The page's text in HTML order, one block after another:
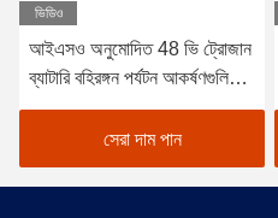
ভিডিও
আইএসও অনুমোদিত 48 ভি ট্রোজান
ব্যাটারি বহিরঙ্গন পর্যটন আকর্ষণগুলিতে
শক্তি-দক্ষ অপারেশনের জন্য কার্টিস
কন্ট্রোলারের সাথে বৈদ্যুতিক পর্যটন
যাত্রীবাহী গাড়ি
সেরা দাম পান